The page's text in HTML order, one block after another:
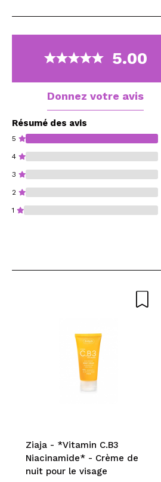
5.00
Donnez votre avis
Résumé des avis
5
4
3
2
1
Ziaja - *Vitamin C.B3
Niacinamide* - Crème de
nuit pour le visage